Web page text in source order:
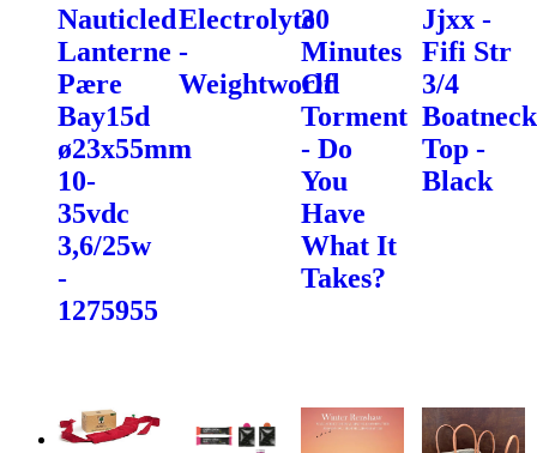
Nauticled
Lanterne
Pære
Bay15d
ø23x55mm
10-
35vdc
3,6/25w
-
1275955
Electrolyte
-
Weightworld
30
Minutes
Of
Torment
- Do
You
Have
What It
Takes?
Jjxx -
Fifi Str
3/4
Boatneck
Top -
Black